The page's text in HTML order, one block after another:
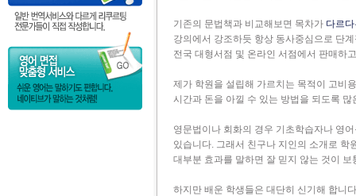
기존의 문법책과 비교해보면 목차가 다르다
강의에서 강조하듯 항상 동사중심으로 단
전국 대형서점 및 온라인 서점에서 판매하
제가 학원을 설립해 가르치는 목적이 고비
시간과 돈을 아낄 수 있는 방법을 되도록
영문법이나 회화의 경우 기초학습자나 영
있습니다. 그래서 친구나 지인의 소개로 학
대부분 효과를 말하면 잘 믿지 않는 것이 보
하지만 배운 학생들은 대단히 신기해 합니